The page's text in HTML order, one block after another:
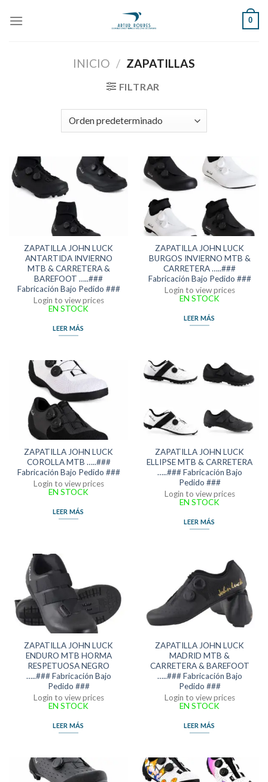
0
INICIO / ZAPATILLAS
FILTRAR
ZAPATILLA JOHN LUCK
ANTARTIDA INVIERNO
MTB & CARRETERA &
BAREFOOT …..###
Fabricación Bajo Pedido ###
Login to view prices
EN STOCK
LEER MÁS
ZAPATILLA JOHN LUCK
BURGOS INVIERNO MTB &
CARRETERA …..###
Fabricación Bajo Pedido ###
Login to view prices
EN STOCK
LEER MÁS
ZAPATILLA JOHN LUCK
COROLLA MTB …..###
Fabricación Bajo Pedido ###
Login to view prices
EN STOCK
LEER MÁS
ZAPATILLA JOHN LUCK
ELLIPSE MTB & CARRETERA
…..### Fabricación Bajo
Pedido ###
Login to view prices
EN STOCK
LEER MÁS
ZAPATILLA JOHN LUCK
ENDURO MTB HORMA
RESPETUOSA NEGRO
…..### Fabricación Bajo
Pedido ###
Login to view prices
EN STOCK
LEER MÁS
ZAPATILLA JOHN LUCK
MADRID MTB &
CARRETERA & BAREFOOT
…..### Fabricación Bajo
Pedido ###
Login to view prices
EN STOCK
LEER MÁS